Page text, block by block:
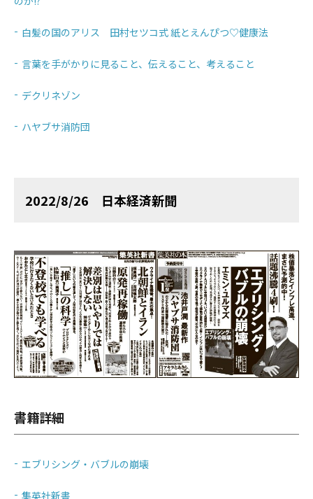
白髪の国のアリス 田村セツコ式 紙とえんぴつ♡健康法
言葉を手がかりに見ること、伝えること、考えること
デクリネゾン
ハヤブサ消防団
2022/8/26 日本経済新聞
書籍詳細
エブリシング・バブルの崩壊
集英社新書